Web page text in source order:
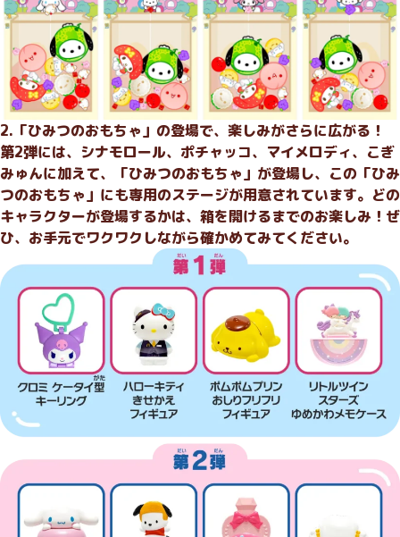
2.「ひみつのおもちゃ」の登場で、楽しみがさらに広がる！
第2弾には、シナモロール、ポチャッコ、マイメロディ、こぎ
みゅんに加えて、「ひみつのおもちゃ」が登場し、この「ひみ
つのおもちゃ」にも専用のステージが用意されています。どの
キャラクターが登場するかは、箱を開けるまでのお楽しみ！ぜ
ひ、お手元でワクワクしながら確かめてみてください。